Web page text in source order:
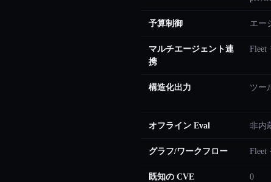
予算制御 エー
マルチエージェント連
携
Fleet
構造化出力 ツー
オフライン Eval 非内
グラフ/ワークフロー Fleet
既知の CVE 0